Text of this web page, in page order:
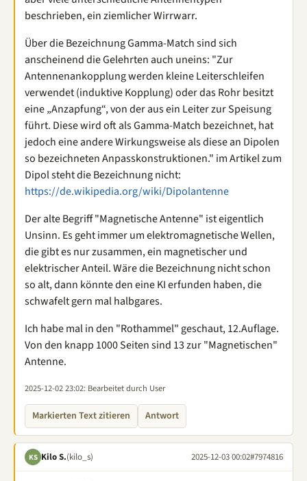
beschrieben, ein ziemlicher Wirrwarr.
Über die Bezeichnung Gamma-Match sind sich
anscheinend die Gelehrten auch uneins: "Zur
Antennenankopplung werden kleine Leiterschleifen
verwendet (induktive Kopplung) oder das Rohr besitzt
eine „Anzapfung“, von der aus ein Leiter zur Speisung
führt. Diese wird oft als Gamma-Match bezeichnet, hat
jedoch eine andere Wirkungsweise als diese an Dipolen
so bezeichneten Anpasskonstruktionen." im Artikel zum
Dipol steht die Bezeichnung nicht:
https://de.wikipedia.org/wiki/Dipolantenne
Der alte Begriff "Magnetische Antenne" ist eigentlich
Unsinn. Es geht immer um elektromagnetische Wellen,
die gibt es nur zusammen, ein magnetischer und
elektrischer Anteil. Wäre die Bezeichnung nicht schon
so alt, dann könnte den eine KI erfunden haben, die
schwafelt gern mal halbgares.
Ich habe mal in den "Rothammel" geschaut, 12.Auflage.
Von den knapp 1000 Seiten sind 13 zur "Magnetischen"
Antenne.
2025-12-02 23:02: Bearbeitet durch User
Markierten Text zitieren Antwort
KS Kilo S.(kilo_s) 2025-12-03 00:02#7974816